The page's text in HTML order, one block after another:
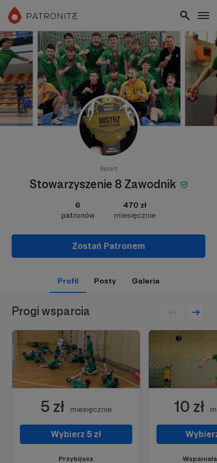
Sport
Stowarzyszenie 8 Zawodnik
6
patronów
470 zł
miesięcznie
Zostań Patronem
Profil Posty Galeria
Progi wsparcia
5 zł miesięcznie
Wybierz 5 zł
Przybijasz
10 zł